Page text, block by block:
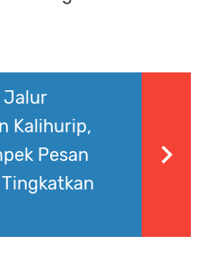
Jalur
Kalihurip,
Pesan